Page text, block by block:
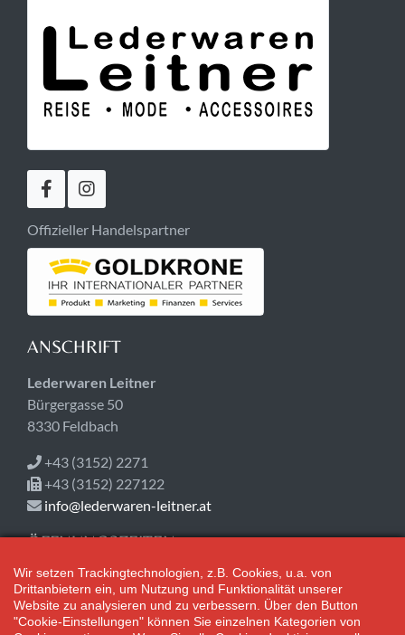
Offizieller Handelspartner
ANSCHRIFT
Lederwaren Leitner
Bürgergasse 50
8330 Feldbach
+43 (3152) 2271
+43 (3152) 227122
info@lederwaren-leitner.at
ÖFFNUNGSZEITEN
Jetzt geschlossen!
Mo-Fr 08:30-18:00
Sa 08:30-12:30
Wir setzen Trackingtechnologien, z.B. Cookies, u.a. von
Drittanbietern ein, um Nutzung und Funktionalität unserer
Website zu analysieren und zu verbessern. Über den Button
"Cookie-Einstellungen" können Sie einzelnen Kategorien von